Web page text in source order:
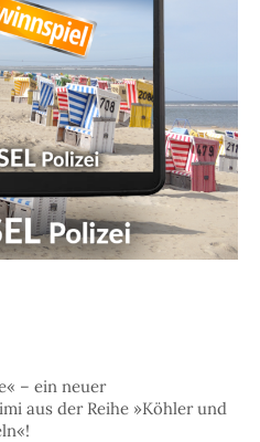
– ein neuer
aus der Reihe »Köhler und